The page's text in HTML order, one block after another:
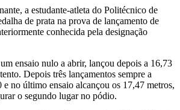
a estudante-atleta do Politécnico de
de prata na prova de lançamento de
conhecida pela designação
ensaio nulo a abrir, lançou depois a 16,73
Depois três lançamentos sempre a
no último ensaio alcançou os 17,47 metros,
o segundo lugar no pódio.